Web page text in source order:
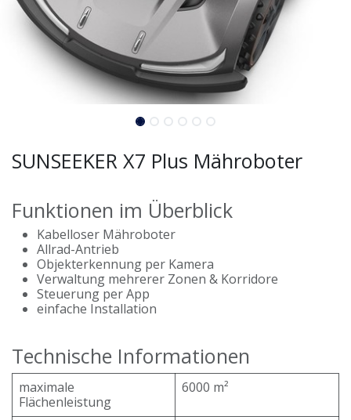
SUNSEEKER X7 Plus Mähroboter
Funktionen im Überblick
Kabelloser Mähroboter
Allrad-Antrieb
Objekterkennung per Kamera
Verwaltung mehrerer Zonen & Korridore
Steuerung per App
einfache Installation
Technische Informationen
maximale
Flächenleistung
6000 m²